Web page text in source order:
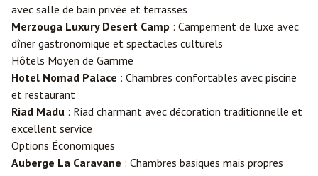
avec salle de bain privée et terrasses
Merzouga Luxury Desert Camp : Campement de luxe avec
dîner gastronomique et spectacles culturels
Hôtels Moyen de Gamme
Hotel Nomad Palace : Chambres confortables avec piscine
et restaurant
Riad Madu : Riad charmant avec décoration traditionnelle et
excellent service
Options Économiques
Auberge La Caravane : Chambres basiques mais propres